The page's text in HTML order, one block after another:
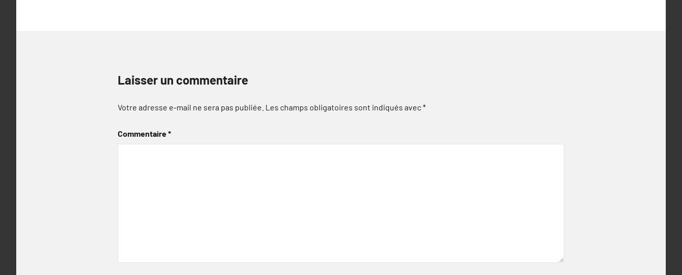
Laisser un commentaire
Votre adresse e-mail ne sera pas publiée. Les champs obligatoires sont indiqués avec*
Commentaire*